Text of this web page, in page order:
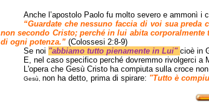
Anche l’apostolo Paolo fu molto severo e ammonì
“Guardate che nessuno faccia di voi sua
non secondo Cristo; perché in lui abita corporalmente
di ogni potenza.” (Colossesi 2:8-9)
Se noi "abbiamo tutto pienamente in Lui" cioè in
E, nel caso specifico perché dovremmo rivolgerci a
L'opera che Gesù Cristo ha compiuta sulla croce
Gesù, non ha detto, prima di spirare: "Tutto è